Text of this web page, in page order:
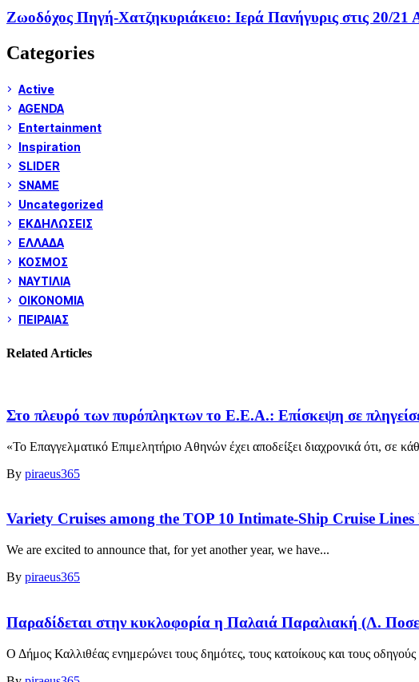
Ζωοδόχος Πηγή-Χατζηκυριάκειο: Ιερά Πανήγυρις στις 20/21
Categories
Active
AGENDA
Entertainment
Inspiration
SLIDER
SNAME
Uncategorized
ΕΚΔΗΛΩΣΕΙΣ
ΕΛΛΑΔΑ
ΚΟΣΜΟΣ
ΝΑΥΤΙΛΙΑ
ΟΙΚΟΝΟΜΙΑ
ΠΕΙΡΑΙΑΣ
Related Articles
Στο πλευρό των πυρόπληκτων το Ε.Ε.Α.: Επίσκεψη σε
«Το Επαγγελματικό Επιμελητήριο Αθηνών έχει αποδείξει διαχρονικά ότι, σε
By piraeus365
Variety Cruises among the TOP 10 Intimate-Ship Cruise
We are excited to announce that, for yet another year, we have...
By piraeus365
Παραδίδεται στην κυκλοφορία η Παλαιά Παραλιακή (Λ.
Ο Δήμος Καλλιθέας ενημερώνει τους δημότες, τους κατοίκους και τους οδηγούς